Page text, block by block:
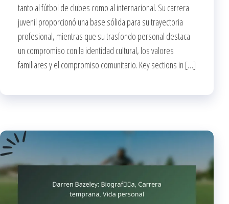
tanto al fútbol de clubes como al internacional. Su carrera
juvenil proporcionó una base sólida para su trayectoria
profesional, mientras que su trasfondo personal destaca
un compromiso con la identidad cultural, los valores
familiares y el compromiso comunitario. Key sections in […]